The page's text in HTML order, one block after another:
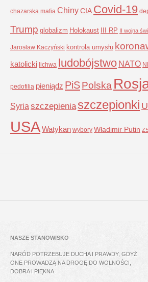
chazarska mafia ChinyCIA Covid-19
Trump globalizm Holokaust III RP II wojna
Jarosław Kaczyński kontrola umysłu
katolicki lichwa ludobójstwo NATO
pedofilia pieniądz PiSPolska
Syria szczepienia szczepionki
USAWatykan wybory Władimir Putin
NASZE STANOWISKO
NARÓD POTRZEBUJE DUCHA I PRAWDY, GDYŻ
ONE PROWADZĄ NA DROGĘ DO WOLNOŚCI,
DOBRA I PIĘKNA.